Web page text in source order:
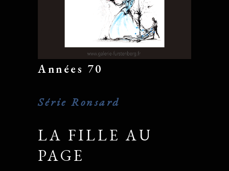
Années 70
Série Ronsard
LA FILLE AU
PAGE